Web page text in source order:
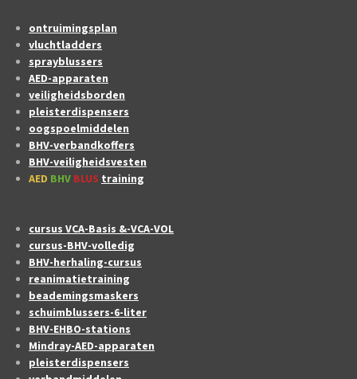
ontruimingsplan
vluchtladders
sprayblussers
AED-apparaten
veiligheidsborden
pleisterdispensers
oogspoelmiddelen
BHV-verbandkoffers
BHV-veiligheidsvesten
AED BHV BLUS training
cursus VCA-Basis &-VCA-VOL
cursus-BHV-volledig
BHV-herhaling-cursus
reanimatietraining
beademingsmaskers
schuimblussers-6-liter
BHV-EHBO-stations
Mindray-AED-apparaten
pleisterdispensers